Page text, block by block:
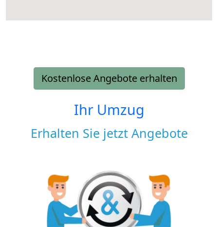
Kostenlose Angebote erhalten
Ihr Umzug
Erhalten Sie jetzt Angebote